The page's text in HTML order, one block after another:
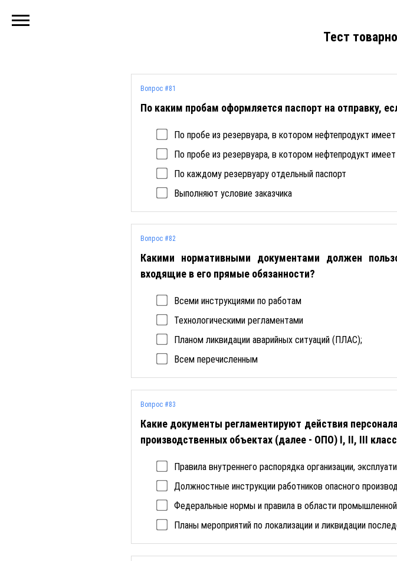
Тест
Вопрос #81
По каким пробам оформляется паспорт на отправку,
По пробе из резервуара, в котором нефтепродукт
По пробе из резервуара, в котором нефтепродукт
По каждому резервуару отдельный паспорт
Выполняют условие заказчика
Вопрос #82
Какими нормативными документами должен
входящие в его прямые обязанности?
Всеми инструкциями по работам
Технологическими регламентами
Планом ликвидации аварийных ситуаций (ПЛАС);
Всем перечисленным
Вопрос #83
Какие документы регламентируют действия
производственных объектах (далее - ОПО) I, II, III
Правила внутреннего распорядка организации,
Должностные инструкции работников опасного
Федеральные нормы и правила в области промышленной
Планы мероприятий по локализации и ликвидации